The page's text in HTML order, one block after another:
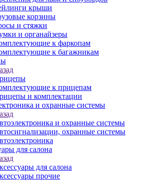
крыши
корзины
и стяжки
и органайзеры
к фаркопам
к багажникам
к прицепам
и комплектации
и охранные системы
и охранные системы
охранные системы
для салона
для салона
прочие